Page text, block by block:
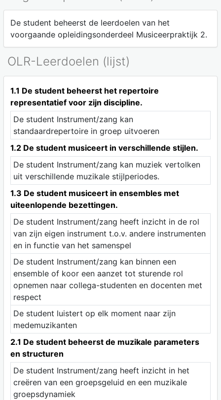
De student beheerst de leerdoelen van het
voorgaande opleidingsonderdeel Musiceerpraktijk 2.
OLR-Leerdoelen (lijst)
1.1 De student beheerst het repertoire
representatief voor zijn discipline.
De student Instrument/zang kan
standaardrepertoire in groep uitvoeren
1.2 De student musiceert in verschillende stijlen.
De student Instrument/zang kan muziek vertolken
uit verschillende muzikale stijlperiodes.
1.3 De student musiceert in ensembles met
uiteenlopende bezettingen.
De student Instrument/zang heeft inzicht in de rol
van zijn eigen instrument t.o.v. andere instrumenten
en in functie van het samenspel
De student Instrument/zang kan binnen een
ensemble of koor een aanzet tot sturende rol
opnemen naar collega-studenten en docenten met
respect
De student luistert op elk moment naar zijn
medemuzikanten
2.1 De student beheerst de muzikale parameters
en structuren
De student Instrument/zang heeft inzicht in het
creëren van een groepsgeluid en een muzikale
groepsdynamiek